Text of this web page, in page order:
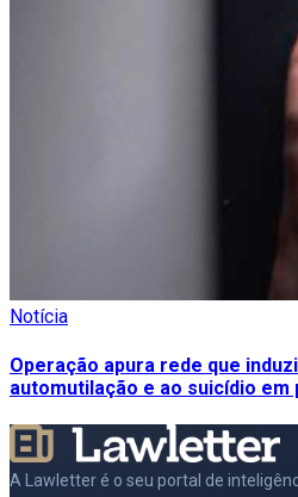
Notícia
Operação apura rede que
automutilação e ao suicídio
A Lawletter é o seu portal de